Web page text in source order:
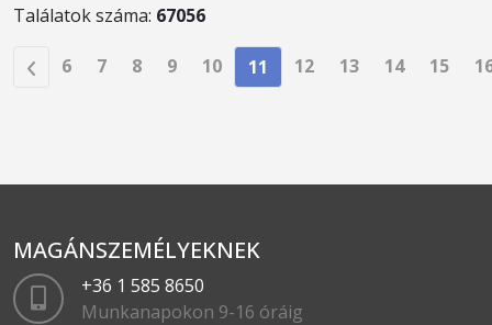
Találatok száma: 67056
6 7 8 9 10 11 12 13 14 15
MAGÁNSZEMÉLYEKNEK
+36 1 585 8650
Munkanapokon 9-16 óráig